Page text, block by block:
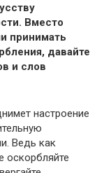
Вместо
принимать
давайте
и слов
настроение
Ведь как
оскорбляйте